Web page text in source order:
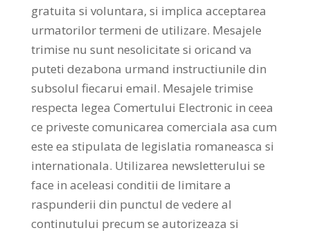
gratuita si voluntara, si implica acceptarea
urmatorilor termeni de utilizare. Mesajele
trimise nu sunt nesolicitate si oricand va
puteti dezabona urmand instructiunile din
subsolul fiecarui email. Mesajele trimise
respecta legea Comertului Electronic in ceea
ce priveste comunicarea comerciala asa cum
este ea stipulata de legislatia romaneasca si
internationala. Utilizarea newsletterului se
face in aceleasi conditii de limitare a
raspunderii din punctul de vedere al
continutului precum se autorizeaza si